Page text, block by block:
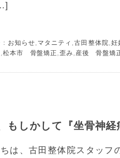
お知らせ, マタニティ ,古田整体院,
,松本市 骨盤矯正 ,歪み, 産後 骨盤矯
もしかして『坐骨神経
は、古田整体院スタッフ